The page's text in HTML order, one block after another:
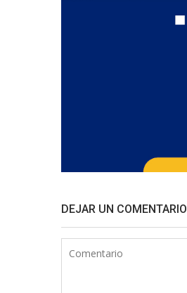
DEJAR UN COMENTARIO